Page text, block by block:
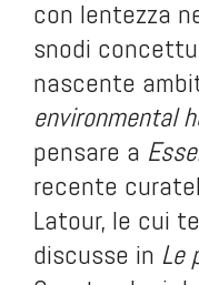
con lentezza
snodi
nascente
environmental
pensare a
recente
Latour, le cui
discusse in Le